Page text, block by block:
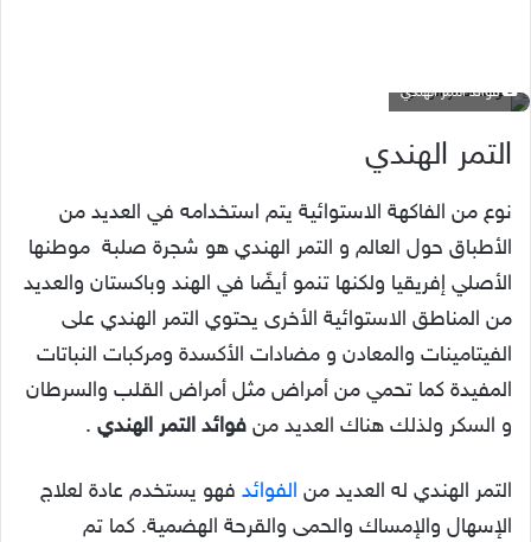
فوائد التمر الهندي
التمر الهندي
نوع من الفاكهة الاستوائية يتم استخدامه في العديد من
الأطباق حول العالم و التمر الهندي هو شجرة صلبة موطنها
الأصلي إفريقيا ولكنها تنمو أيضًا في الهند وباكستان والعديد
من المناطق الاستوائية الأخرى يحتوي التمر الهندي على
الفيتامينات والمعادن و مضادات الأكسدة ومركبات النباتات
المفيدة كما تحمي من أمراض مثل أمراض القلب والسرطان
و السكر ولذلك هناك العديد من فوائد التمر الهندي .
التمر الهندي له العديد من الفوائد فهو يستخدم عادة لعلاج
الإسهال والإمساك والحمى والقرحة الهضمية. كما تم